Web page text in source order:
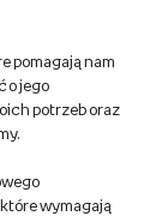
się więcej
pomagają nam
o jego
potrzeb oraz
wymagają